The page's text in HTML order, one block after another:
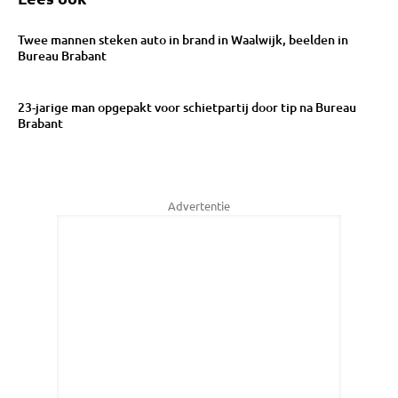
Twee mannen steken auto in brand in Waalwijk, beelden in
Bureau Brabant
23-jarige man opgepakt voor schietpartij door tip na Bureau
Brabant
Advertentie